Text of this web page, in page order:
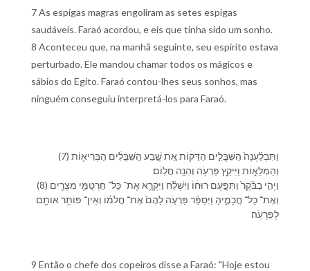
7 As espigas magras engoliram as setes espigas
saudáveis. Faraó acordou, e eis que tinha sido um sonho.
8 Aconteceu que, na manhã seguinte, seu espírito estava
perturbado. Ele mandou chamar todos os mágicos e
sábios do Egito. Faraó contou-lhes seus sonhos, mas
ninguém conseguiu interpretá-los para Faraó.
(7) וַ⁠תִּבְלַ֨עְנָה֙ הַ⁠שִּׁבֳּלִ֣ים הַ⁠דַּקּ֔וֹת אֵ֚ת שֶׁ֣בַע הַֽ⁠שִּׁבֳּלִ֔ים הַ⁠בְּרִיא֖וֹת
וְ⁠הַ⁠מְּלֵא֑וֹת וַ⁠יִּיקַ֥ץ פַּרְעֹ֖ה וְ⁠הִנֵּ֥ה חֲלֽוֹם׃
(8) וַ⁠יְהִ֤י בַ⁠בֹּ֨קֶר֙ וַ⁠תִּפָּ֣עֶם רוּח֔⁠וֹ וַ⁠יִּשְׁלַ֗ח וַ⁠יִּקְרָ֛א אֶת־ כָּל־ חַרְטֻמֵּ֥י מִצְרַ֖יִם
וְ⁠אֶת־ כָּל־ חֲכָמֶ֑י⁠הָ וַ⁠יְסַפֵּ֨ר פַּרְעֹ֤ה לָ⁠הֶם֙ אֶת־ חֲלֹמ֔⁠וֹ וְ⁠אֵין־ פּוֹתֵ֥ר אוֹתָ֖⁠ם
לְ⁠פַרְעֹֽה׃
9 Então o chefe dos copeiros disse a Faraó: "Hoje estou